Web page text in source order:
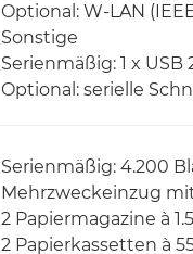
Optional: W-LAN
Sonstige
Serienmäßig: 1 x USB
Optional: serielle
Serienmäßig: 4.200
Mehrzweckeinzug
2 Papiermagazine à
2 Papierkassetten à